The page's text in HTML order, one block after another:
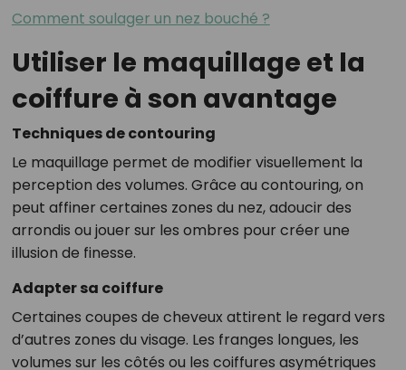
Comment soulager un nez bouché ?
Utiliser le maquillage et la
coiffure à son avantage
Techniques de contouring
Le maquillage permet de modifier visuellement la
perception des volumes. Grâce au contouring, on
peut affiner certaines zones du nez, adoucir des
arrondis ou jouer sur les ombres pour créer une
illusion de finesse.
Adapter sa coiffure
Certaines coupes de cheveux attirent le regard vers
d’autres zones du visage. Les franges longues, les
volumes sur les côtés ou les coiffures asymétriques